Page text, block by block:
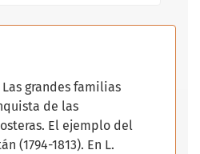
Las grandes familias
de las
El ejemplo del
(1794-1813). En L.